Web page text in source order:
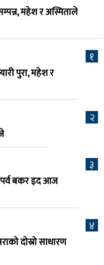
नेप्लिज सोसाइटि अफ
श्रावण ६, बुधबार
कामना खबर पत्रिका
क्यालगरी नेपाली मेला
२, शनिबार
क्यालगरी नेपाली मेलाको
बेजोड प्रस्तुती रहने
महेश र अस्मिताले
१
पुरा, महेश र
२
३
पर्व बकर इद आज
४
दोस्रो साधारण